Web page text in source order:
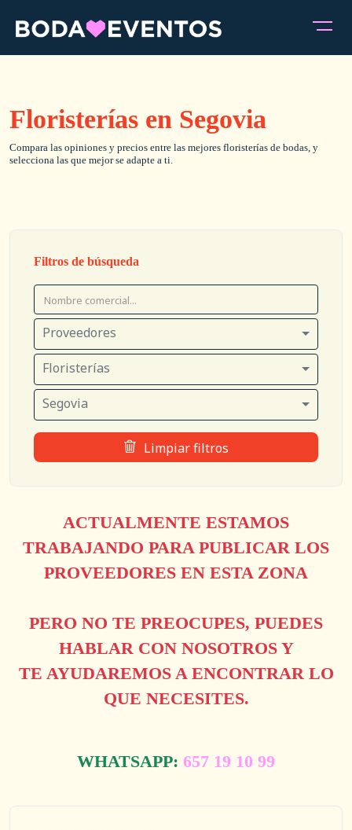
Floristerías en Segovia
Compara las opiniones y precios entre las mejores floristerías de bodas, y
selecciona las que mejor se adapte a ti.
Filtros de búsqueda
Proveedores
Floristerías
Segovia
Limpiar filtros
ACTUALMENTE ESTAMOS
TRABAJANDO PARA PUBLICAR LOS
PROVEEDORES EN ESTA ZONA
PERO NO TE PREOCUPES, PUEDES
HABLAR CON NOSOTROS Y
TE AYUDAREMOS A ENCONTRAR LO
QUE NECESITES.
WHATSAPP: 657 19 10 99